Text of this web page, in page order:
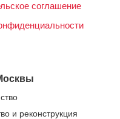
соглашение
и реконструкция